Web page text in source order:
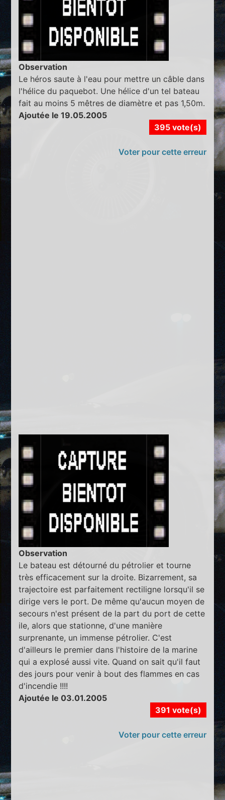
Observation
Le héros saute à l'eau pour mettre un câble dans
l'hélice du paquebot. Une hélice d'un tel bateau
fait au moins 5 mêtres de diamètre et pas 1,50m.
Ajoutée le 19.05.2005
395 vote(s)
Voter pour cette erreur
Observation
Le bateau est détourné du pétrolier et tourne
très efficacement sur la droite. Bizarrement, sa
trajectoire est parfaitement rectiligne lorsqu'il se
dirige vers le port. De même qu'aucun moyen de
secours n'est présent de la part du port de cette
ile, alors que stationne, d'une manière
surprenante, un immense pétrolier. C'est
d'ailleurs le premier dans l'histoire de la marine
qui a explosé aussi vite. Quand on sait qu'il faut
des jours pour venir à bout des flammes en cas
d'incendie !!!!
Ajoutée le 03.01.2005
391 vote(s)
Voter pour cette erreur